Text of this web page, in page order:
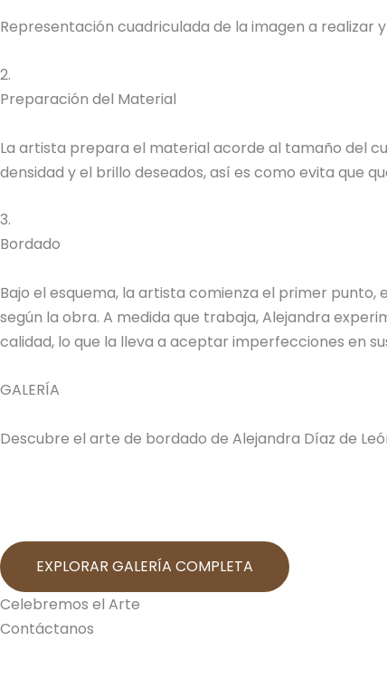
Representación cuadriculada de la imagen a realizar
2.
Preparación del Material
La artista prepara el material acorde al tamaño del
densidad y el brillo deseados, así es como evita que
3.
Bordado
Bajo el esquema, la artista comienza el primer
según la obra. A medida que trabaja, Alejandra
calidad, lo que la lleva a aceptar imperfecciones en
GALERÍA
Descubre el arte de bordado de Alejandra Díaz de
EXPLORAR GALERÍA COMPLETA
Celebremos el Arte
Contáctanos